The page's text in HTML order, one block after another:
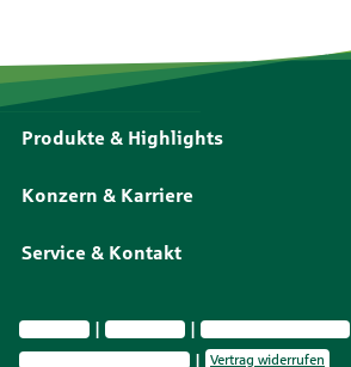
Produkte & Highlights
Konzern & Karriere
Service & Kontakt
Impressum Datenschutz Vermittlerinformationen
Privatsphäre-Einstellungen
Vertrag widerrufen